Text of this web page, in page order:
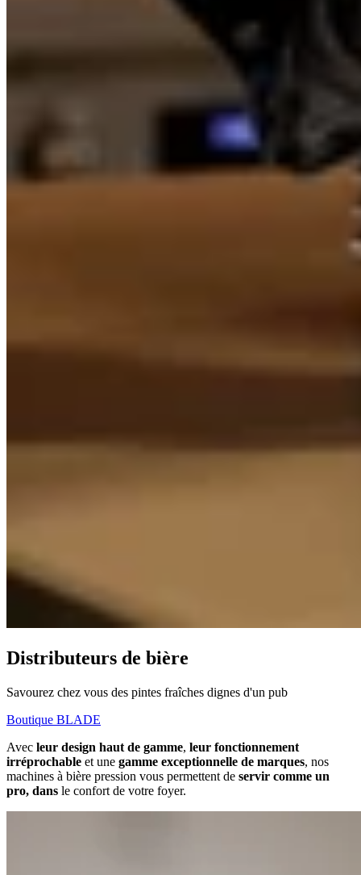
Distributeurs de bière
Savourez chez vous des pintes fraîches dignes d'un pub
Boutique BLADE
Avec leur design haut de gamme, leur fonctionnement
irréprochable et une gamme exceptionnelle de marques, nos
machines à bière pression vous permettent de servir comme un
pro, dans le confort de votre foyer.